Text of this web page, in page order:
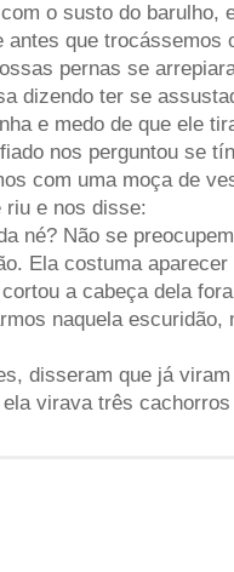
o susto do barulho,
que trocássemos
pernas se
dizendo ter se
e medo de que ele
nos perguntou se
com uma moça de
riu e nos disse:
né? Não se
Ela costuma
a cabeça dela
naquela escuridão,
disseram que já
virava três